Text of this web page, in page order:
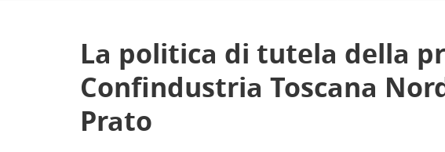
STATUTO E REGOLAMENTI
CODICE ETICO E DEI VALORI ASSOCIATIVI
TRASPARENZA CONTRIBUTI PUBBLICI
RAPPRESENTANZA
PISTOIA E PRATO
SEDI E CONTATTI
CONSIGLIO GENERALE
SEZIONI
COMMISSIONE DI
DESIGNAZIONE
La politica di tutela della
Confindustria Toscana
Prato